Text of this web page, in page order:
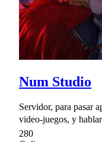
Num Studio
Servidor, para pasar
video-juegos, y
280